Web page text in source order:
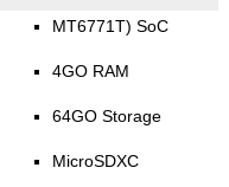
MT6771T) SoC
4GO RAM
64GO Storage
MicroSDXC